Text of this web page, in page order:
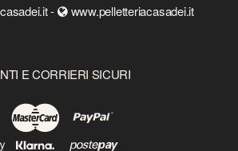
-
www.pelletteriacasadei.it
E CORRIERI SICURI